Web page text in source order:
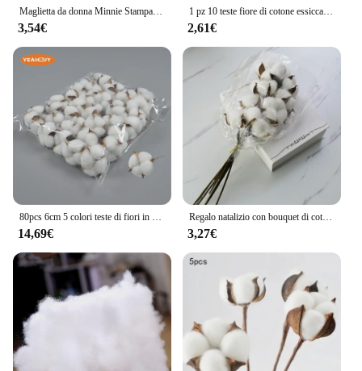
Maglietta da donna Minnie Stampa Top casual Nome personalizzato Combinazione di lettere Carattere ABCDEA O Maglietta femminile in cotone nero
3,54€
1 pz 10 teste fiore di cotone essiccato semplici piante artificiali fatte a mano creativo naturale falso ramo floreale
2,61€
80pcs 6cm 5 colori teste di fiori in cotone artificiale bianco fiori decorativi per la decorazione di banchetti per feste a casa di nozze fai da te
14,69€
Regalo natalizio con bouquet di cotone artificiale, composizioni floreali e prodotti floreali Bouquet natalizio con fiori eterni per la decorazione domestica
3,27€